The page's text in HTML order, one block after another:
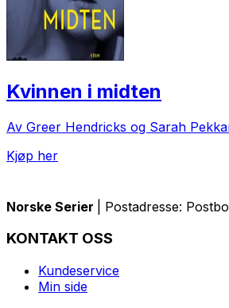
Kvinnen i midten
Av Greer Hendricks og Sarah
Kjøp her
Norske Serier | Postadresse:
KONTAKT OSS
Kundeservice
Min side